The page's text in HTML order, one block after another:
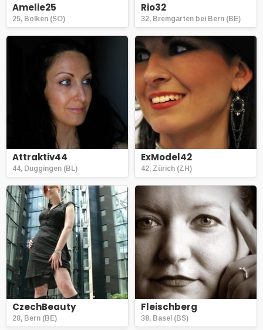
Amelie25
25, Bolken (SO)
Rio32
32, Bremgarten bei Bern (BE)
Attraktiv44
44, Duggingen (BL)
ExModel42
42, Zürich (ZH)
CzechBeauty
28, Bern (BE)
Fleischberg
38, Basel (BS)